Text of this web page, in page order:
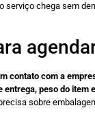
serviço chega sem
contato com a
entrega, peso do item
sobre